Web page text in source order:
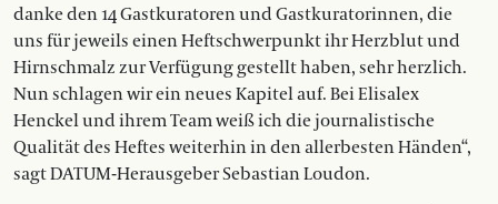
danke den 14 Gastkuratoren und Gastkuratorinnen, die
uns für jeweils einen Heftschwerpunkt ihr Herzblut und
Hirnschmalz zur Verfügung gestellt haben, sehr herzlich.
Nun schlagen wir ein neues Kapitel auf. Bei Elisalex
Henckel und ihrem Team weiß ich die journalistische
Qualität des Heftes weiterhin in den allerbesten Händen“,
sagt DATUM-Herausgeber Sebastian Loudon.